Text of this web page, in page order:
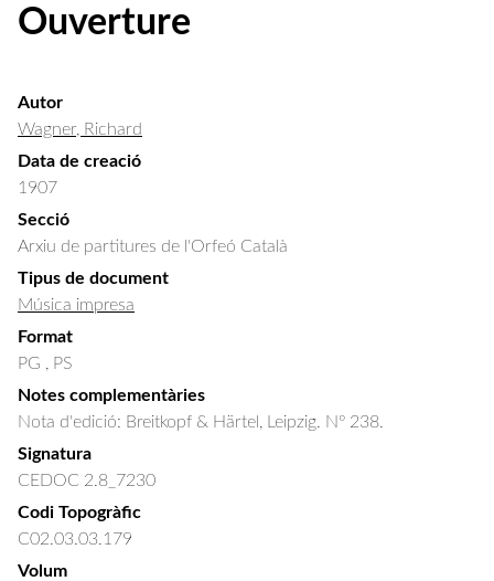
Ouverture
Autor
Wagner, Richard
Data de creació
1907
Secció
Arxiu de partitures de l'Orfeó Català
Tipus de document
Música impresa
Format
PG , PS
Notes complementàries
Nota d'edició: Breitkopf & Härtel, Leipzig. Nº 238.
Signatura
CEDOC 2.8_7230
Codi Topogràfic
C02.03.03.179
Volum